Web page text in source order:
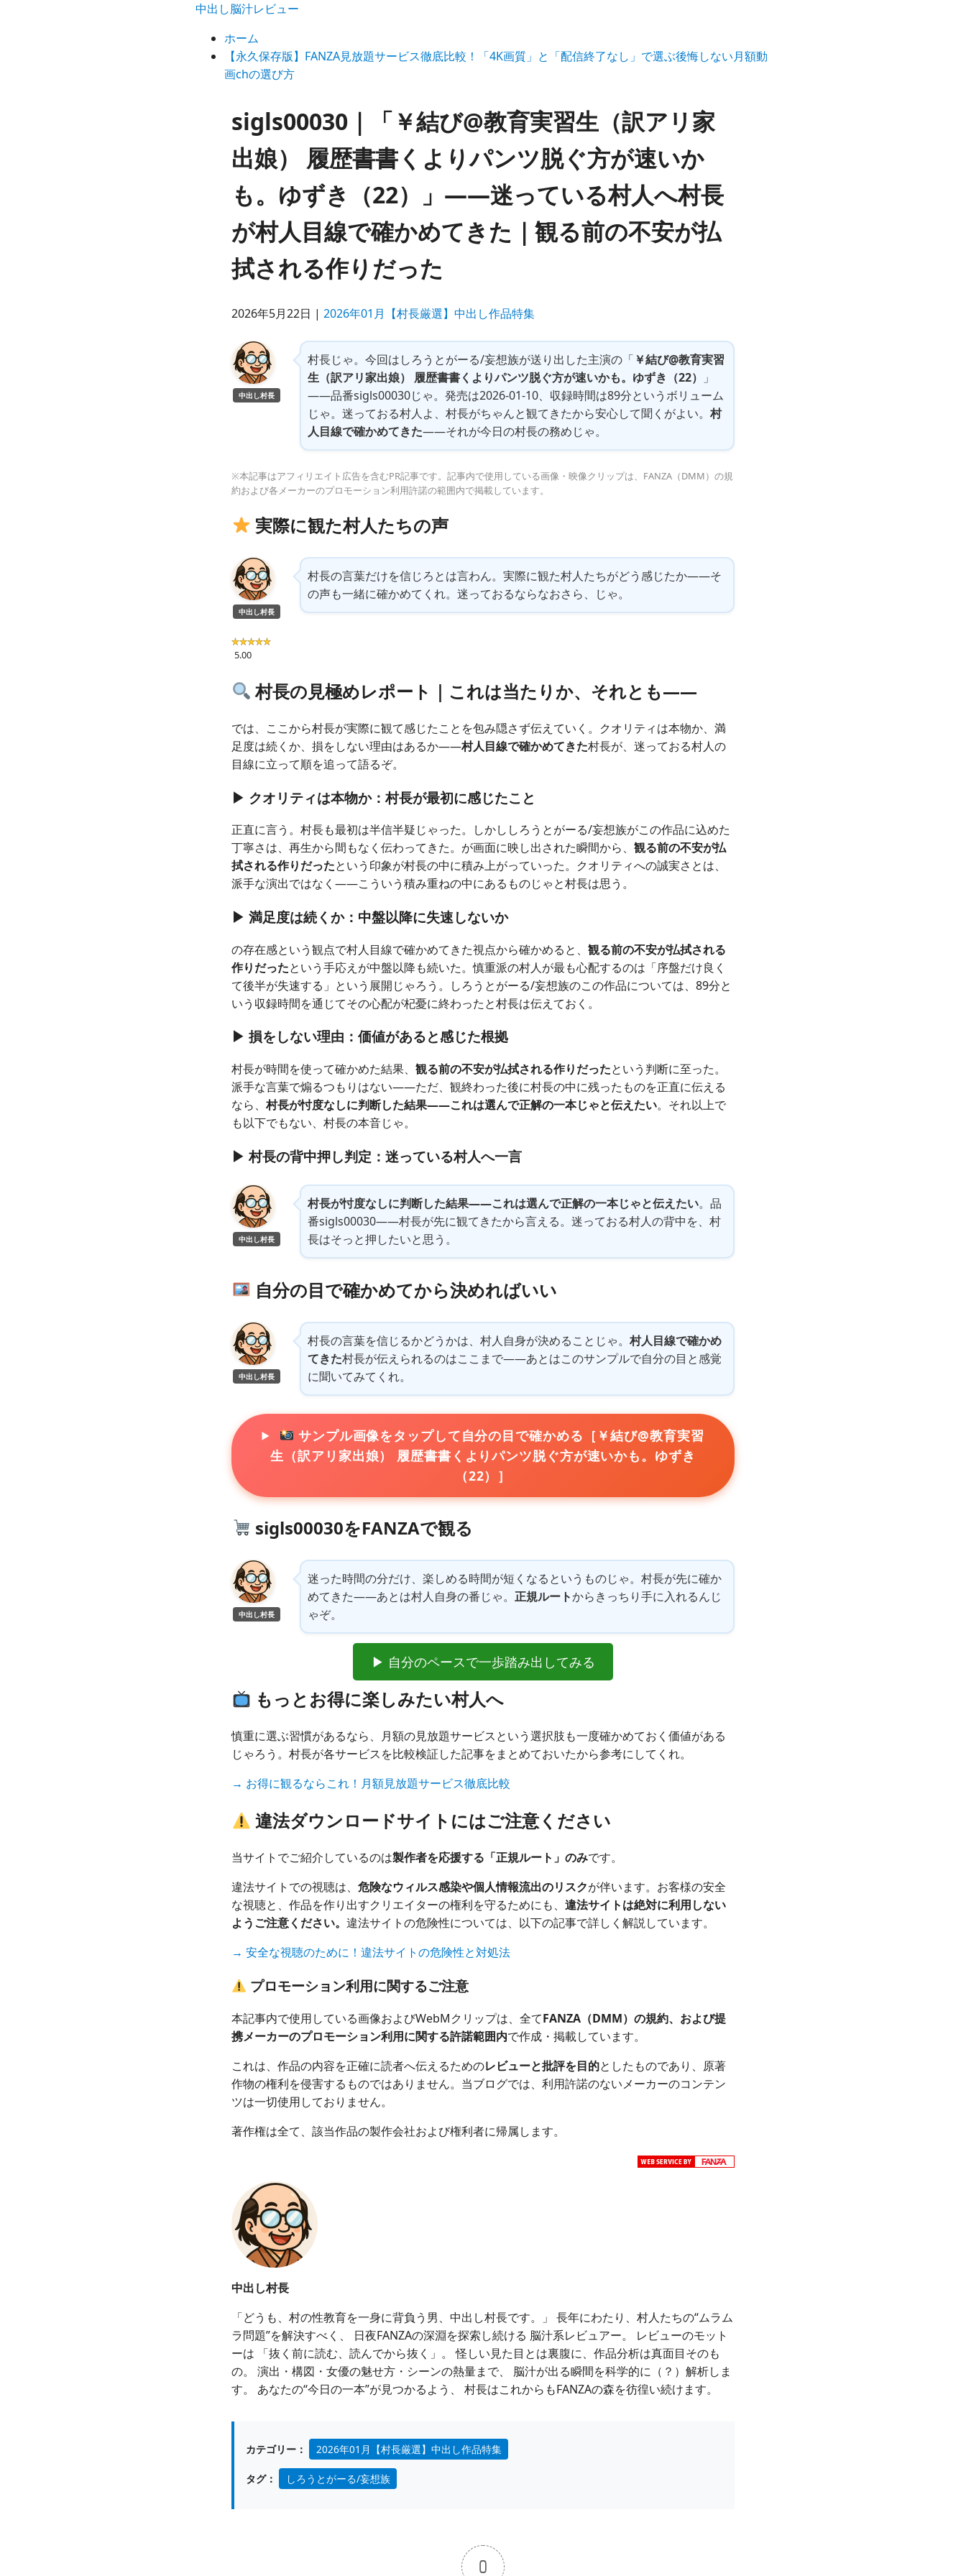
中出し脳汁レビュー
ホーム
【永久保存版】FANZA見放題サービス徹底比較！「4K画質」と「配信終了なし」で選ぶ後悔しない月額動
画chの選び方
sigls00030｜「￥結び@教育実習生（訳アリ家
出娘） 履歴書書くよりパンツ脱ぐ方が速いか
も。ゆずき（22）」——迷っている村人へ村長
が村人目線で確かめてきた｜観る前の不安が払
拭される作りだった
2026年5月22日 | 2026年01月【村長厳選】中出し作品特集
中出し村長
村長じゃ。今回はしろうとがーる/妄想族が送り出した主演の「￥結び@教育実習
生（訳アリ家出娘） 履歴書書くよりパンツ脱ぐ方が速いかも。ゆずき（22）
」
——品番sigls00030じゃ。発売は2026-01-10、収録時間は89分というボリューム
じゃ。迷っておる村人よ、村長がちゃんと観てきたから安心して聞くがよい。 村
人目線で確かめてきた——それが今日の村長の務めじゃ。
※本記事はアフィリエイト広告を含むPR記事です。記事内で使用している画像・映像クリップは、FANZA（DMM）の規
約および各メーカーのプロモーション利用許諾の範囲内で掲載しています。
実際に観た村人たちの声
中出し村長
村長の言葉だけを信じろとは言わん。実際に観た村人たちがどう感じたか——そ
の声も一緒に確かめてくれ。迷っておるならなおさら、じゃ。
5.00
村長の見極めレポート｜これは当たりか、それとも——
では、ここから村長が実際に観て感じたことを包み隠さず伝えていく。クオリティは本物か、満
足度は続くか、損をしない理由はあるか——村人目線で確かめてきた村長が、迷っておる村人の
目線に立って順を追って語るぞ。
▶ クオリティは本物か：村長が最初に感じたこと
正直に言う。村長も最初は半信半疑じゃった。しかししろうとがーる/妄想族がこの作品に込めた
丁寧さは、再生から間もなく伝わってきた。 が画面に映し出された瞬間から、 観る前の不安が払
拭される作りだったという印象が村長の中に積み上がっていった。クオリティへの誠実さとは、
派手な演出ではなく——こういう積み重ねの中にあるものじゃと村長は思う。
▶ 満足度は続くか：中盤以降に失速しないか
の存在感という観点で村人目線で確かめてきた視点から確かめると、 観る前の不安が払拭される
作りだったという手応えが中盤以降も続いた。慎重派の村人が最も心配するのは「序盤だけ良く
て後半が失速する」という展開じゃろう。しろうとがーる/妄想族のこの作品については、89分と
いう収録時間を通じてその心配が杞憂に終わったと村長は伝えておく。
▶ 損をしない理由：価値があると感じた根拠
村長が時間を使って確かめた結果、 観る前の不安が払拭される作りだったという判断に至った。
派手な言葉で煽るつもりはない——ただ、観終わった後に村長の中に残ったものを正直に伝える
なら、村長が忖度なしに判断した結果——これは選んで正解の一本じゃと伝えたい。それ以上で
も以下でもない、村長の本音じゃ。
▶ 村長の背中押し判定：迷っている村人へ一言
中出し村長
村長が忖度なしに判断した結果——これは選んで正解の一本じゃと伝えたい。品
番sigls00030——村長が先に観てきたから言える。迷っておる村人の背中を、村
長はそっと押したいと思う。
自分の目で確かめてから決めればいい
中出し村長
村長の言葉を信じるかどうかは、村人自身が決めることじゃ。 村人目線で確かめ
てきた村長が伝えられるのはここまで——あとはこのサンプルで自分の目と感覚
に聞いてみてくれ。
サンプル画像をタップして自分の目で確かめる［￥結び@教育実習
生（訳アリ家出娘） 履歴書書くよりパンツ脱ぐ方が速いかも。ゆずき
（22）］
sigls00030をFANZAで観る
中出し村長
迷った時間の分だけ、楽しめる時間が短くなるというものじゃ。村長が先に確か
めてきた——あとは村人自身の番じゃ。 正規ルートからきっちり手に入れるんじ
ゃぞ。
▶ 自分のペースで一歩踏み出してみる
もっとお得に楽しみたい村人へ
慎重に選ぶ習慣があるなら、月額の見放題サービスという選択肢も一度確かめておく価値がある
じゃろう。村長が各サービスを比較検証した記事をまとめておいたから参考にしてくれ。
→ お得に観るならこれ！月額見放題サービス徹底比較
違法ダウンロードサイトにはご注意ください
当サイトでご紹介しているのは製作者を応援する「正規ルート」のみです。
違法サイトでの視聴は、 危険なウィルス感染や個人情報流出のリスクが伴います。お客様の安全
な視聴と、作品を作り出すクリエイターの権利を守るためにも、 違法サイトは絶対に利用しない
ようご注意ください。 違法サイトの危険性については、以下の記事で詳しく解説しています。
→ 安全な視聴のために！違法サイトの危険性と対処法
プロモーション利用に関するご注意
本記事内で使用している画像およびWebMクリップは、全てFANZA（DMM）の規約、および提
携メーカーのプロモーション利用に関する許諾範囲内で作成・掲載しています。
これは、作品の内容を正確に読者へ伝えるためのレビューと批評を目的としたものであり、原著
作物の権利を侵害するものではありません。当ブログでは、利用許諾のないメーカーのコンテン
ツは一切使用しておりません。
著作権は全て、該当作品の製作会社および権利者に帰属します。
中出し村長
「どうも、村の性教育を一身に背負う男、中出し村長です。」 長年にわたり、村人たちの“ムラム
ラ問題”を解決すべく、 日夜FANZAの深淵を探索し続ける 脳汁系レビュアー。 レビューのモット
ーは 「抜く前に読む、読んでから抜く」。 怪しい見た目とは裏腹に、作品分析は真面目そのも
の。 演出・構図・女優の魅せ方・シーンの熱量まで、 脳汁が出る瞬間を科学的に（？）解析しま
す。 あなたの“今日の一本”が見つかるよう、 村長はこれからもFANZAの森を彷徨い続けます。
カテゴリー： 2026年01月【村長厳選】中出し作品特集
タグ： しろうとがーる/妄想族
0